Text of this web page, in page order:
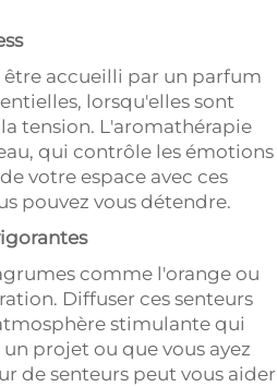
être accueilli par un parfum
lorsqu'elles sont
tension. L'aromathérapie
qui contrôle les émotions
votre espace avec ces
pouvez vous détendre.
comme l'orange ou
Diffuser ces senteurs
stimulante qui
projet ou que vous ayez
de senteurs peut vous aider